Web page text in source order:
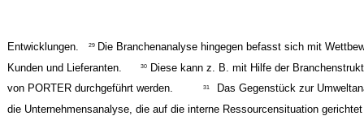
Entwicklungen. 29 Die Branchenanalyse hingegen befasst sich mit
Kunden und Lieferanten.
30 Diese kann z. B. mit Hilfe der
von PORTER durchgeführt werden.
31
Das Gegenstück zur
die Unternehmensanalyse, die auf die interne Ressourcensituation